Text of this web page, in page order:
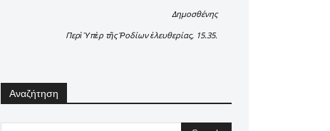
Δημοσθένης
Περὶ Ὑπὲρ τῆς Ῥοδίων ἐλευθερίας, 15.35.
Αναζήτηση